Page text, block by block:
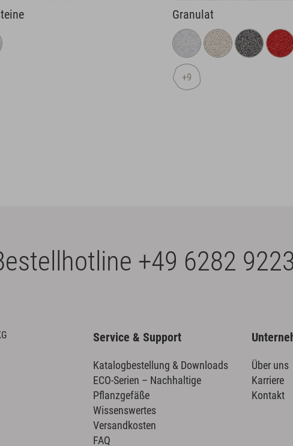
Glasgranulat
+49 6282
Service & Support
Katalogbestellung & Downloads
ECO-Serien – Nachhaltige
Pflanzgefäße
Wissenswertes
Versandkosten
FAQ
Über uns
Karriere
Kontakt